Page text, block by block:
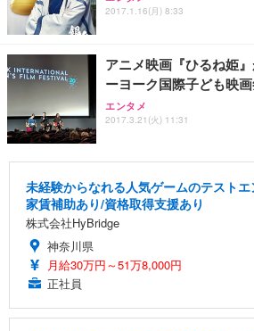
2017.1.16(月) 8:33
アニメ映画『ひるね姫
ーヨーク国際子ども映
エンタメ
2017.3.21(火) 11:31
未経験からなれる人気ゲームのテストエ
家賃補助あり/資格取得支援あり
株式会社HyBridge
神奈川県
月給30万円～51万8,000円
正社員